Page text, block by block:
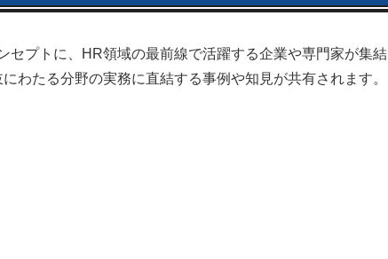
プトに、HR領域の最前線で活躍する企業や専門家が集結
わたる分野の実務に直結する事例や知見が共有されます。